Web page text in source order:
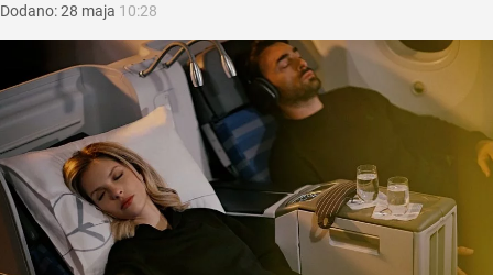
Dodano:28 maja 10:28